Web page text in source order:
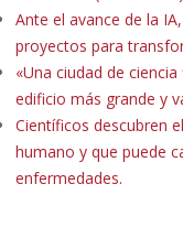
Ante el avance de la
proyectos para
«Una ciudad de
edificio más grande y
Científicos descubren
humano y que puede
enfermedades.